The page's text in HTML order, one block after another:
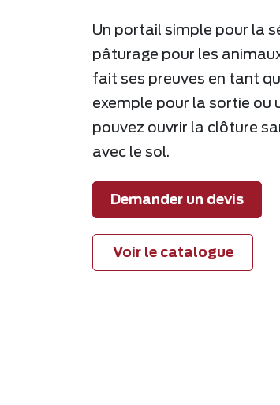
Un portail simple pour la
pâturage pour les
fait ses preuves en tant
exemple pour la sortie ou
pouvez ouvrir la clôture
avec le sol.
Demander un devis
Voir le catalogue